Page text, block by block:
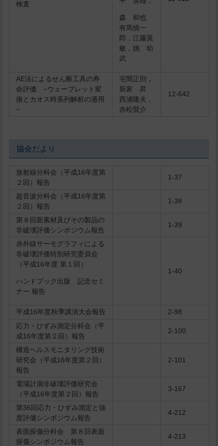
検査
森 和也
有馬慎一
郎，江藤英
敏，姚 幼
武
AE法によるせん断工具の寿
命評価 −ウェーブレット変
換とカオス時系列解析の適用
−
宅間正則，
新家 昇
西浦隆夫，
赤松賢介
12-642
協会だより
放射線分科会（平成16年度第
２回）報告
1-37
超音波分科会（平成16年度第
２回）報告
1-38
第８回新素材及びその製品の
非破壊評価シンポジウム報告
1-39
赤外線サーモグラフィによる
非破壊評価特別研究委員会
（平成16年度 第１回）
ハンドブック出版 記念セミ
ナー 報告
1-40
平成16年度秋季講演大会報告
2-98
応力・ひずみ測定分科会（平
成16年度第２回）報告
2-100
構造ヘルスモニタリング技術
研究会（平成16年度第２回）
報告
2-101
電場計測非破壊評価研究会
（平成16年度第２回）報告
3-167
第36回応力・ひずみ測定と強
度評価シンポジウム報告
4-212
表面探傷分科会 第８回表面
探傷シンポジウム報告
4-213